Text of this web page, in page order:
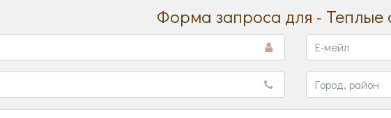
Форма запроса для - Теплые